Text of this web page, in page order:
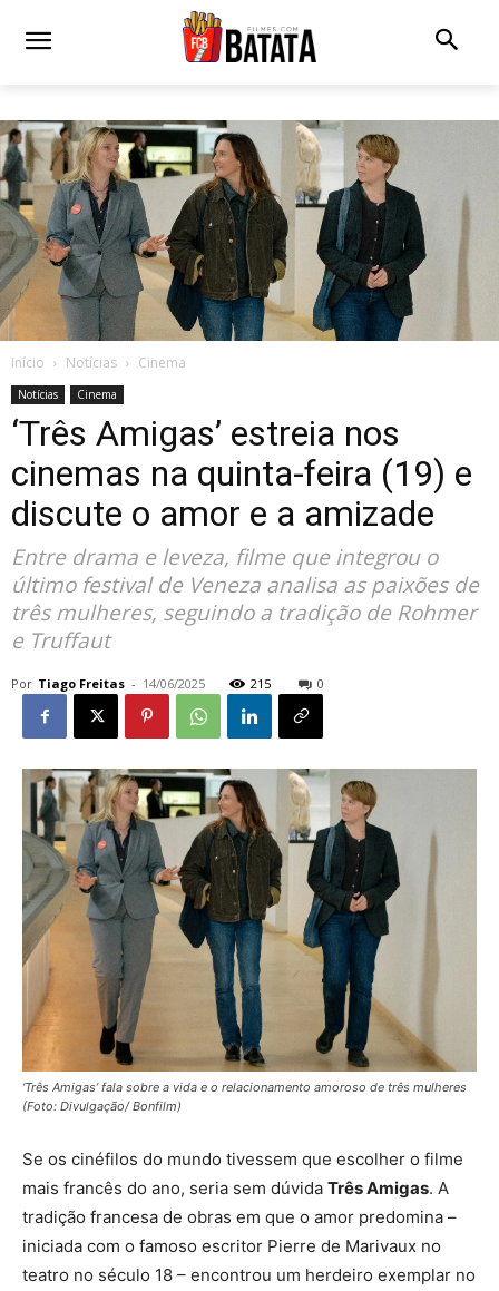
Início Notícias Cinema
Notícias Cinema
‘Três Amigas’ estreia nos
cinemas na quinta-feira (19) e
discute o amor e a amizade
Entre drama e leveza, filme que integrou o
último festival de Veneza analisa as paixões de
três mulheres, seguindo a tradição de Rohmer
e Truffaut
Por Tiago Freitas - 14/06/2025 215 0
‘Três Amigas’ fala sobre a vida e o relacionamento amoroso de três mulheres
(Foto: Divulgação/ Bonfilm)
Se os cinéfilos do mundo tivessem que escolher o filme
mais francês do ano, seria sem dúvida Três Amigas. A
tradição francesa de obras em que o amor predomina –
iniciada com o famoso escritor Pierre de Marivaux no
teatro no século 18 – encontrou um herdeiro exemplar no